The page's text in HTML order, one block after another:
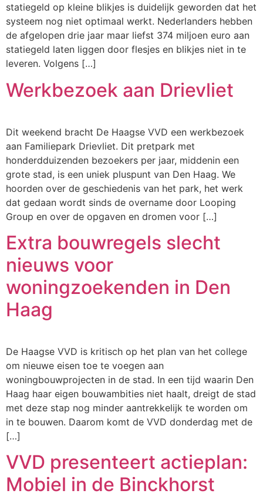
statiegeld op kleine blikjes is duidelijk geworden dat het
systeem nog niet optimaal werkt. Nederlanders hebben
de afgelopen drie jaar maar liefst 374 miljoen euro aan
statiegeld laten liggen door flesjes en blikjes niet in te
leveren. Volgens […]
Werkbezoek aan Drievliet
Dit weekend bracht De Haagse VVD een werkbezoek
aan Familiepark Drievliet. Dit pretpark met
honderdduizenden bezoekers per jaar, middenin een
grote stad, is een uniek pluspunt van Den Haag. We
hoorden over de geschiedenis van het park, het werk
dat gedaan wordt sinds de overname door Looping
Group en over de opgaven en dromen voor […]
Extra bouwregels slecht
nieuws voor
woningzoekenden in Den
Haag
De Haagse VVD is kritisch op het plan van het college
om nieuwe eisen toe te voegen aan
woningbouwprojecten in de stad. In een tijd waarin Den
Haag haar eigen bouwambities niet haalt, dreigt de stad
met deze stap nog minder aantrekkelijk te worden om
in te bouwen. Daarom komt de VVD donderdag met de
[…]
VVD presenteert actieplan:
Mobiel in de Binckhorst